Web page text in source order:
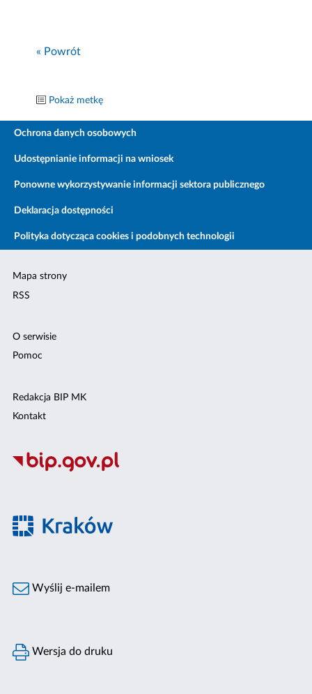
« Powrót
Pokaż metkę
Ochrona danych osobowych
Udostępnianie informacji na wniosek
Ponowne wykorzystywanie informacji sektora publicznego
Deklaracja dostępności
Polityka dotycząca cookies i podobnych technologii
Mapa strony
RSS
O serwisie
Pomoc
Redakcja BIP MK
Kontakt
Wyślij e-mailem
Wersja do druku